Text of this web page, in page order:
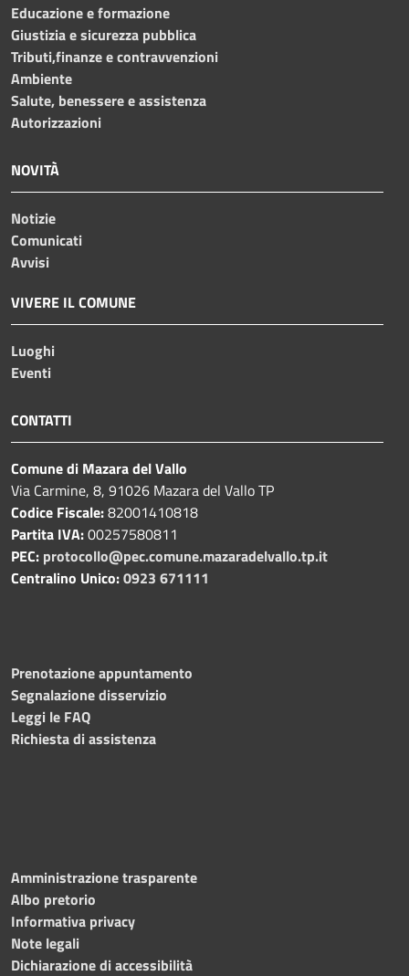
Educazione e formazione
Giustizia e sicurezza pubblica
Tributi,finanze e contravvenzioni
Ambiente
Salute, benessere e assistenza
Autorizzazioni
NOVITÀ
Notizie
Comunicati
Avvisi
VIVERE IL COMUNE
Luoghi
Eventi
CONTATTI
Comune di Mazara del Vallo
Via Carmine, 8, 91026 Mazara del Vallo TP
Codice Fiscale:82001410818
Partita IVA:00257580811
PEC: protocollo@pec.comune.mazaradelvallo.tp.it
Centralino Unico:0923 671111
Prenotazione appuntamento
Segnalazione disservizio
Leggi le FAQ
Richiesta di assistenza
Amministrazione trasparente
Albo pretorio
Informativa privacy
Note legali
Dichiarazione di accessibilità